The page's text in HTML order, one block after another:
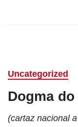
Uncategorized
Dogma
(cartaz nacional